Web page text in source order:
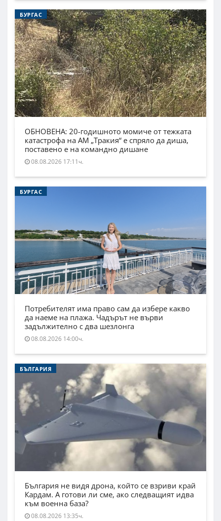
БУРГАС
ОБНОВЕНА: 20-годишното момиче от тежката
катастрофа на АМ „Тракия“ е спряло да диша,
поставено е на командно дишане
08.08.2026 17:11ч.
БУРГАС
Потребителят има право сам да избере какво
да наеме на плажа. Чадърът не върви
задължително с два шезлонга
08.08.2026 14:00ч.
БЪЛГАРИЯ
България не видя дрона, който се взриви край
Кардам. А готови ли сме, ако следващият идва
към военна база?
08.08.2026 13:35ч.